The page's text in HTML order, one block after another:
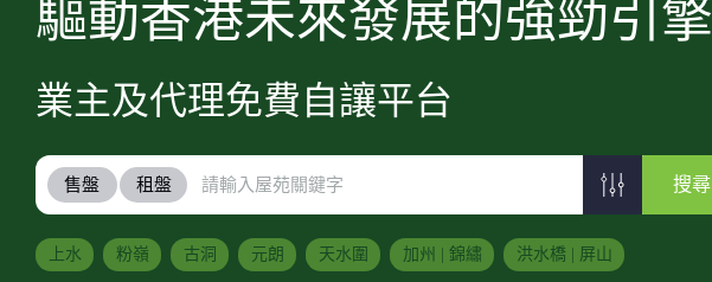
驅動香港未來發展的強勁引擎
業主及代理免費自讓平台
售盤 租盤 搜尋
上水 粉嶺 古洞 元朗 天水圍 加州 | 錦繡 洪水橋 | 屏山